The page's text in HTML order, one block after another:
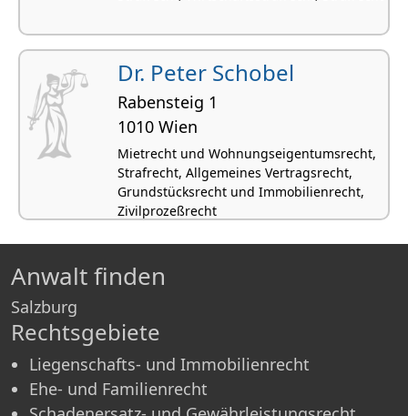
Dr. Peter Schobel
Rabensteig 1
1010 Wien
Mietrecht und Wohnungseigentumsrecht,
Strafrecht, Allgemeines Vertragsrecht,
Grundstücksrecht und Immobilienrecht,
Zivilprozeßrecht
Anwalt finden
Salzburg
Rechtsgebiete
Liegenschafts- und Immobilienrecht
Ehe- und Familienrecht